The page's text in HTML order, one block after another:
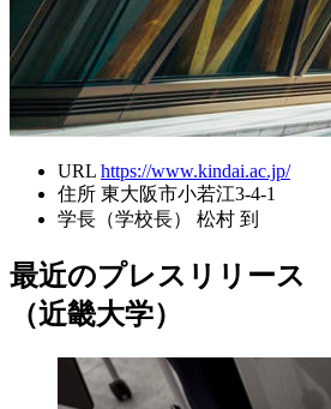
URL https://www.kindai.ac.jp/
住所 東大阪市小若江3-4-1
学長（学校長）
松村 到
最近のプレスリリース
（近畿大学）